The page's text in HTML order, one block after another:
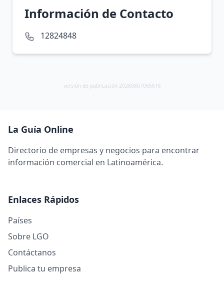
Información de Contacto
12824848
versión de publicación 20260807065616
La Guía Online
Directorio de empresas y negocios para encontrar
información comercial en Latinoamérica.
Enlaces Rápidos
Países
Sobre LGO
Contáctanos
Publica tu empresa